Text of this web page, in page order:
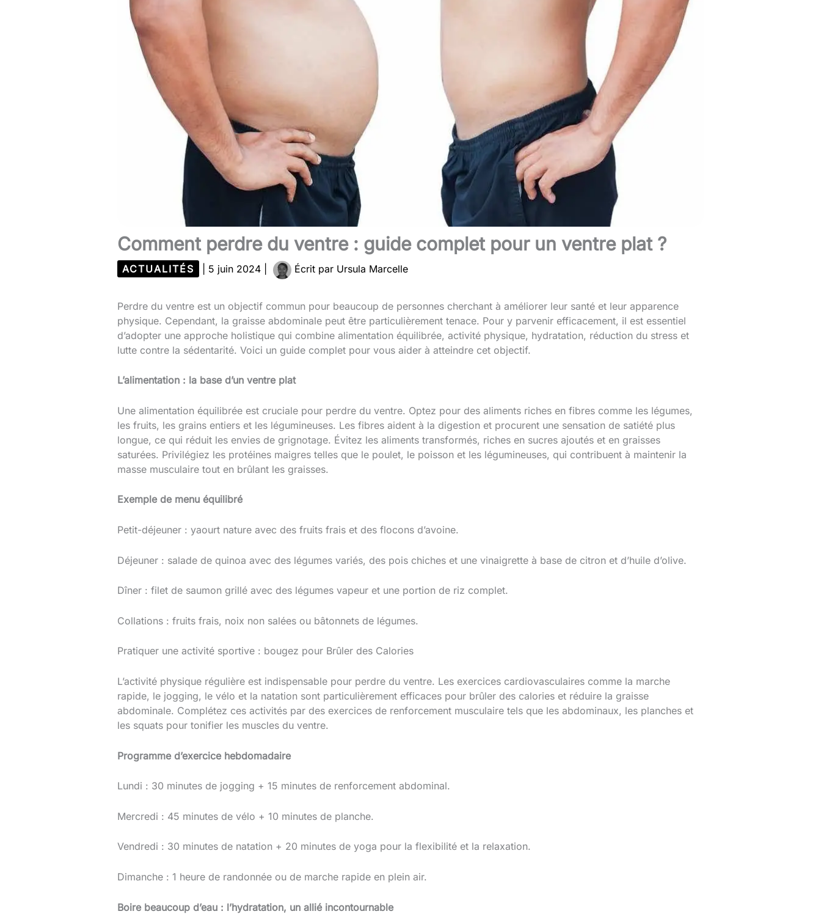
Comment perdre du ventre : guide complet pour un ventre plat ?
ACTUALITÉS 5 juin 2024 Écrit par Ursula Marcelle
Perdre du ventre est un objectif commun pour beaucoup de personnes cherchant à améliorer leur santé et leur apparence
physique. Cependant, la graisse abdominale peut être particulièrement tenace. Pour y parvenir efficacement, il est essentiel
d’adopter une approche holistique qui combine alimentation équilibrée, activité physique, hydratation, réduction du stress et
lutte contre la sédentarité. Voici un guide complet pour vous aider à atteindre cet objectif.
L’alimentation : la base d’un ventre plat
Une alimentation équilibrée est cruciale pour perdre du ventre. Optez pour des aliments riches en fibres comme les légumes,
les fruits, les grains entiers et les légumineuses. Les fibres aident à la digestion et procurent une sensation de satiété plus
longue, ce qui réduit les envies de grignotage. Évitez les aliments transformés, riches en sucres ajoutés et en graisses
saturées. Privilégiez les protéines maigres telles que le poulet, le poisson et les légumineuses, qui contribuent à maintenir la
masse musculaire tout en brûlant les graisses.
Exemple de menu équilibré
Petit-déjeuner : yaourt nature avec des fruits frais et des flocons d’avoine.
Déjeuner : salade de quinoa avec des légumes variés, des pois chiches et une vinaigrette à base de citron et d’huile d’olive.
Dîner : filet de saumon grillé avec des légumes vapeur et une portion de riz complet.
Collations : fruits frais, noix non salées ou bâtonnets de légumes.
Pratiquer une activité sportive : bougez pour Brûler des Calories
L’activité physique régulière est indispensable pour perdre du ventre. Les exercices cardiovasculaires comme la marche
rapide, le jogging, le vélo et la natation sont particulièrement efficaces pour brûler des calories et réduire la graisse
abdominale. Complétez ces activités par des exercices de renforcement musculaire tels que les abdominaux, les planches et
les squats pour tonifier les muscles du ventre.
Programme d’exercice hebdomadaire
Lundi : 30 minutes de jogging + 15 minutes de renforcement abdominal.
Mercredi : 45 minutes de vélo + 10 minutes de planche.
Vendredi : 30 minutes de natation + 20 minutes de yoga pour la flexibilité et la relaxation.
Dimanche : 1 heure de randonnée ou de marche rapide en plein air.
Boire beaucoup d’eau : l’hydratation, un allié incontournable